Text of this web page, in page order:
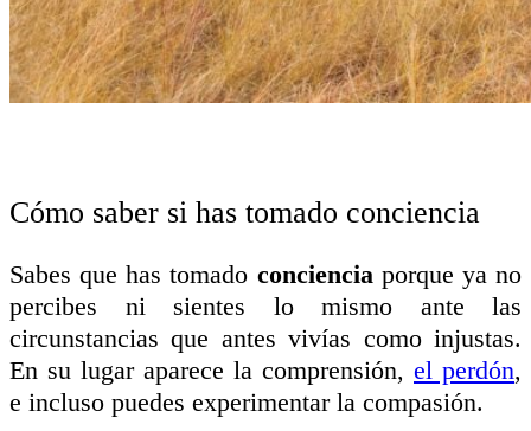
Cómo saber si has tomado conciencia
Sabes que has tomado conciencia porque ya no
percibes ni sientes lo mismo ante las
circunstancias que antes vivías como injustas.
En su lugar aparece la comprensión, el perdón,
e incluso puedes experimentar la compasión.